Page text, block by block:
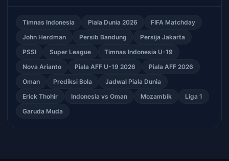
Timnas Indonesia Piala Dunia 2026
FIFA Matchday
John Herdman
Persib Bandung
Persija Jakarta
PSSI
Super League
Timnas Indonesia U-19
Nova Arianto
Piala AFF U-19 2026
Piala AFF 2026
Oman
Prediksi Bola
Jadwal Piala Dunia
Erick Thohir
Indonesia vs Oman Mozambik
Liga 1
Garuda Muda